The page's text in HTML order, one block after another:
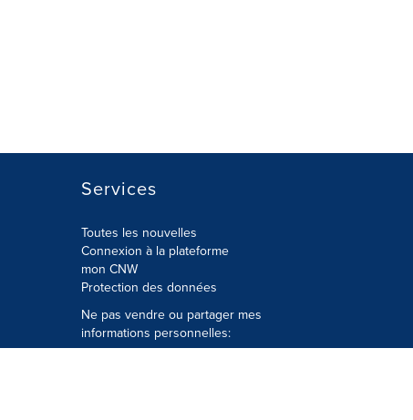
Services
Toutes les nouvelles
Connexion à la plateforme
mon CNW
Protection des données
Ne pas vendre ou partager mes
informations personnelles: